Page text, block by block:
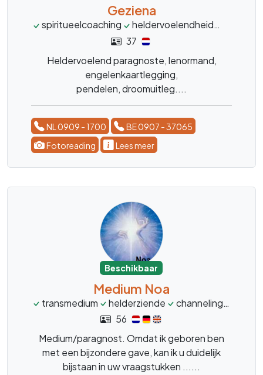
Geziena
spiritueelcoaching heldervoelendheid
37
Heldervoelend paragnoste, lenormand,
engelenkaartlegging,
pendelen, droomuitleg....
NL 0909 - 1700
BE 0907 - 37065
Fotoreading
Lees meer
Beschikbaar
Medium Noa
transmedium helderziende channeling
56
Medium/paragnost. Omdat ik geboren ben
met een bijzondere gave, kan ik u duidelijk
bijstaan in uw vraagstukken ......